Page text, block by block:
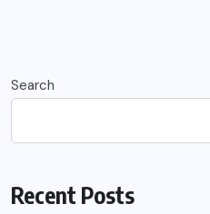
Search
Recent Posts